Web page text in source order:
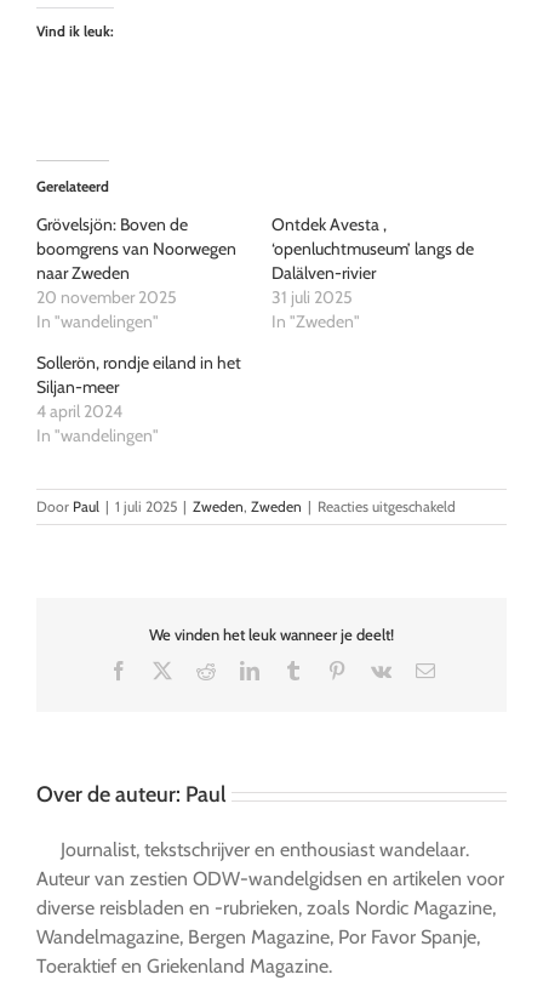
Vind ik leuk:
Gerelateerd
Grövelsjön: Boven de
boomgrens van Noorwegen
naar Zweden
20 november 2025
In "wandelingen"
Ontdek Avesta ,
‘openluchtmuseum’ langs de
Dalälven-rivier
31 juli 2025
In "Zweden"
Sollerön, rondje eiland in het
Siljan-meer
4 april 2024
In "wandelingen"
Door Paul | 1 juli 2025 | Zweden, Zweden | Reacties uitgeschakeld
Wandelen
We vinden het leuk wanneer je deelt!
Facebook
RedditLinkedInTumblr Pinterest
Vk
E-
Over de auteur: Paul
Journalist, tekstschrijver en enthousiast wandelaar.
Auteur van zestien ODW-wandelgidsen en artikelen voor
diverse reisbladen en -rubrieken, zoals Nordic Magazine,
Wandelmagazine, Bergen Magazine, Por Favor Spanje,
Toeraktief en Griekenland Magazine.